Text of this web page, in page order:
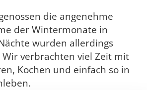
die angenehme
der Wintermonate in
wurden allerdings
verbrachten viel Zeit mit
Kochen und einfach so in